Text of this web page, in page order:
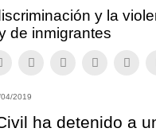
y la
de inmigrantes
2019
ha detenido a